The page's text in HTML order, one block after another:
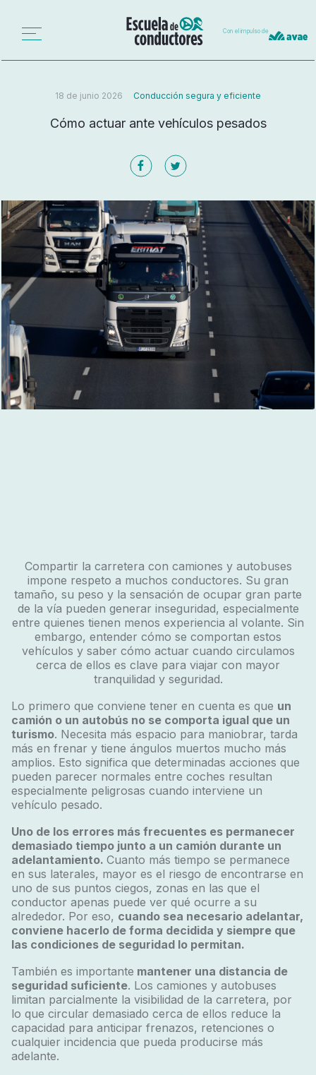
Con el impulso de
18 de junio 2026 Conducción segura y eficiente
Cómo actuar ante vehículos pesados
Compartir la carretera con camiones y autobuses
impone respeto a muchos conductores. Su gran
tamaño, su peso y la sensación de ocupar gran parte
de la vía pueden generar inseguridad, especialmente
entre quienes tienen menos experiencia al volante. Sin
embargo, entender cómo se comportan estos
vehículos y saber cómo actuar cuando circulamos
cerca de ellos es clave para viajar con mayor
tranquilidad y seguridad.
Lo primero que conviene tener en cuenta es que un
camión o un autobús no se comporta igual que un
turismo. Necesita más espacio para maniobrar, tarda
más en frenar y tiene ángulos muertos mucho más
amplios. Esto significa que determinadas acciones que
pueden parecer normales entre coches resultan
especialmente peligrosas cuando interviene un
vehículo pesado.
Uno de los errores más frecuentes es permanecer
demasiado tiempo junto a un camión durante un
adelantamiento. Cuanto más tiempo se permanece
en sus laterales, mayor es el riesgo de encontrarse en
uno de sus puntos ciegos, zonas en las que el
conductor apenas puede ver qué ocurre a su
alrededor. Por eso, cuando sea necesario adelantar,
conviene hacerlo de forma decidida y siempre que
las condiciones de seguridad lo permitan.
También es importante mantener una distancia de
seguridad suficiente. Los camiones y autobuses
limitan parcialmente la visibilidad de la carretera, por
lo que circular demasiado cerca de ellos reduce la
capacidad para anticipar frenazos, retenciones o
cualquier incidencia que pueda producirse más
adelante.